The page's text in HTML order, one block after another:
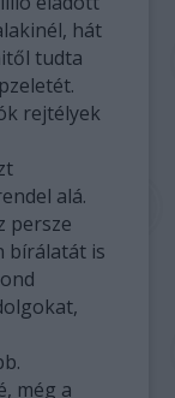
hát
tudta
rejtélyek
alá.
persze
bírálatát is
még a